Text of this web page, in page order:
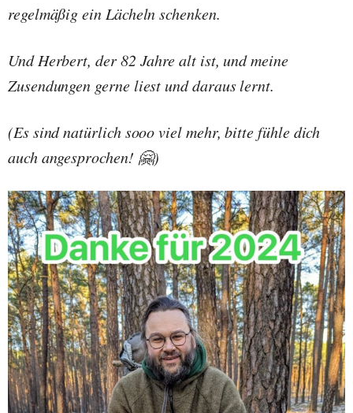
regelmäßig ein Lächeln schenken.
Und Herbert, der 82 Jahre alt ist, und meine
Zusendungen gerne liest und daraus lernt.
(Es sind natürlich sooo viel mehr, bitte fühle dich
auch angesprochen! 🤗)